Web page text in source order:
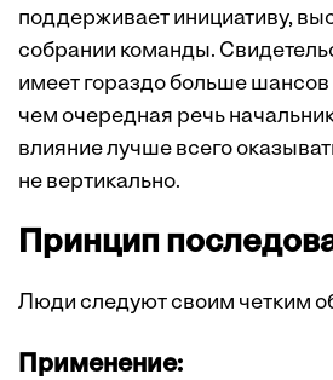
поддерживает инициативу,
собрании команды.
имеет гораздо больше шансов
чем очередная речь
влияние лучше всего
не вертикально.
Принцип
Люди следуют своим четким
Применение: